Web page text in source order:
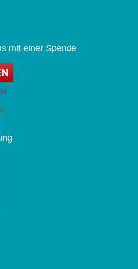
mit einer Spende